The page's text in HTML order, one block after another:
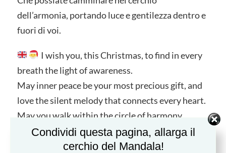
dell’armonia, portando luce e gentilezza dentro e
fuori di voi.
I wish you, this Christmas, to find in every
breath the light of awareness.
May inner peace be your most precious gift, and
love the silent melody that connects every heart.
May you walk within the circle of harmony,
carrying light and kindness within and around
Condividi questa pagina, allarga il
cerchio del Mandala!